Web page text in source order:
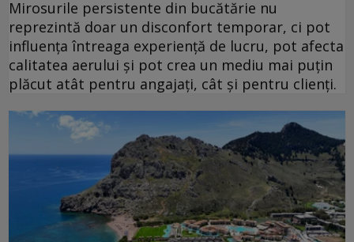
Mirosurile persistente din bucătărie nu
reprezintă doar un disconfort temporar, ci pot
influența întreaga experiență de lucru, pot afecta
calitatea aerului și pot crea un mediu mai puțin
plăcut atât pentru angajați, cât și pentru clienți.